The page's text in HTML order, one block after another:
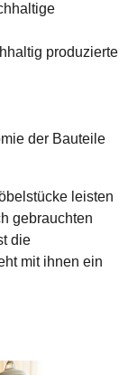
produzierte
der Bauteile
leisten
gebrauchten
die
mit ihnen ein